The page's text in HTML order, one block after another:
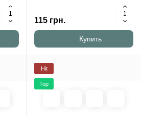
115 грн.
Купить
Hit
Top